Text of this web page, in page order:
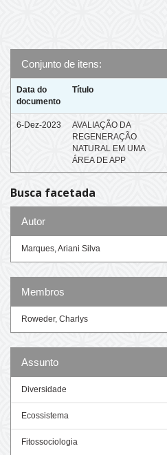
Conjunto de itens:
Data do
documento
Título
6-Dez-2023
AVALIAÇÃO DA
REGENERAÇÃO
NATURAL EM UMA
ÁREA DE APP
Busca facetada
Autor
Marques, Ariani Silva
Membros
Roweder, Charlys
Assunto
Diversidade
Ecossistema
Fitossociologia